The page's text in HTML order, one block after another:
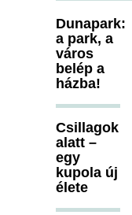
Dunapark:
a park, a
város
belép a
házba!
Csillagok
alatt –
egy
kupola új
élete